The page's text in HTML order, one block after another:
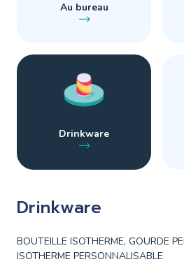
Au bureau
Drinkware
Drinkware
BOUTEILLE ISOTHERME, GOURDE
ISOTHERME PERSONNALISABLE